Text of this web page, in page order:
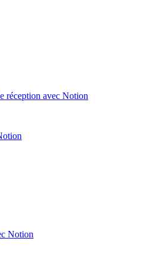
réception avec Notion
Notion